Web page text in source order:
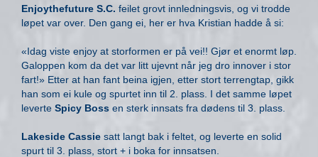
Enjoythefuture S.C. feilet grovt innledningsvis, og vi trodde
løpet var over. Den gang ei, her er hva Kristian hadde å si:
«Idag viste enjoy at storformen er på vei!! Gjør et enormt løp.
Galoppen kom da det var litt ujevnt når jeg dro innover i stor
fart!» Etter at han fant beina igjen, etter stort terrengtap, gikk
han som ei kule og spurtet inn til 2. plass. I det samme løpet
leverte Spicy Boss en sterk innsats fra dødens til 3. plass.
Lakeside Cassie satt langt bak i feltet, og leverte en solid
spurt til 3. plass, stort + i boka for innsatsen.